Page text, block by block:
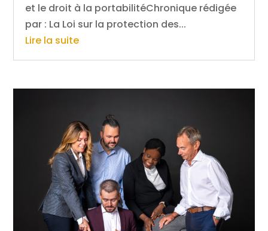
et le droit à la portabilitéChronique rédigée
par : La Loi sur la protection des...
Lire la suite